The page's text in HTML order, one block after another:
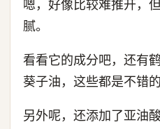
嗯，好像比较难推开，
腻。
看看它的成分吧，还有
葵子油，这些都是不错
另外呢，还添加了亚油